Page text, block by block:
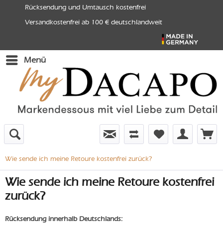
Rücksendung und Umtausch kostenfrei
Versandkostenfrei ab 100 € deutschlandweit
Menü
Wie sende ich meine Retoure kostenfrei zurück?
Wie sende ich meine Retoure kostenfrei
zurück?
Rücksendung innerhalb Deutschlands: